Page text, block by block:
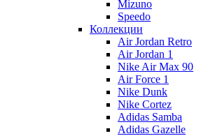
Mizuno
Speedo
Коллекции
Air Jordan Retro
Air Jordan 1
Nike Air Max 90
Air Force 1
Nike Dunk
Nike Cortez
Adidas Samba
Adidas Gazelle